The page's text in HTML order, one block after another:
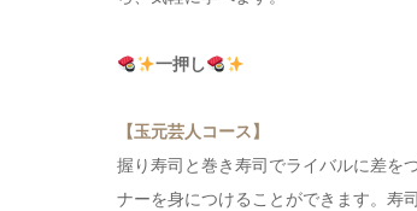
一押し
【玉元芸人コース】
握り寿司と巻き寿司でライバルに差を
ナーを身につけることができます。寿